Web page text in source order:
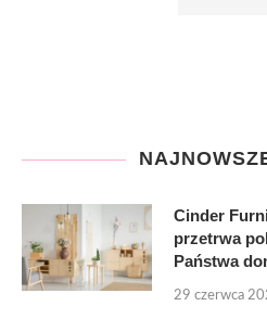
Cinder
przetrwa
Państwa
29 czerwca